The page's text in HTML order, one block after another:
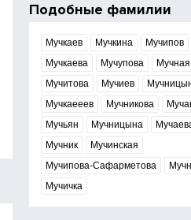
Подобные фамилии
Мучкаев Мучкина Мучипов
Мучкаева
Мучупова Мучная
Мучитова
Мучиев
Мучкаееев
Мучникова
Мучьян
Мучницына
Мучник
Мучинская
Мучипова-Сафарметова
Мучичка